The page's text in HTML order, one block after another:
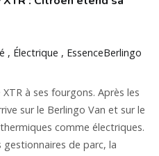
Électrique EssenceBerlingo
à ses fourgons. Après les
sur le Berlingo Van et sur le
comme électriques.
gestionnaires de parc, la